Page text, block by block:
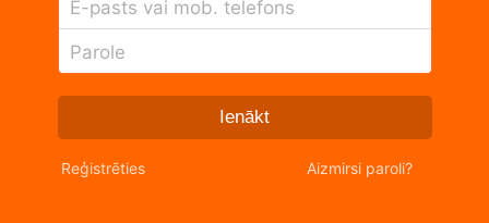
E-pasts vai mob. telefons
Parole
Ienākt
Reģistrēties Aizmirsi paroli?